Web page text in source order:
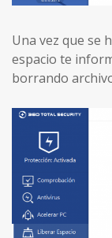
Una vez que se
espacio te
borrando